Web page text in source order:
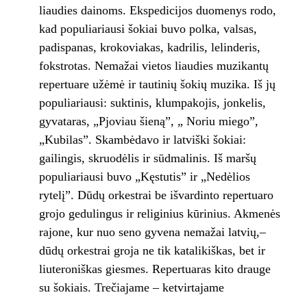
liaudies dainoms. Ekspedicijos duomenys rodo,
kad populiariausi šokiai buvo polka, valsas,
padispanas, krokoviakas, kadrilis, lelinderis,
fokstrotas. Nemažai vietos liaudies muzikantų
repertuare užėmė ir tautinių šokių muzika. Iš jų
populiariausi: suktinis, klumpakojis, jonkelis,
gyvataras, „Pjoviau šieną”, „ Noriu miego”,
„Kubilas”. Skambėdavo ir latviški šokiai:
gailingis, skruodėlis ir sūdmalinis. Iš maršų
populiariausi buvo „Kęstutis” ir „Nedėlios
rytelį”. Dūdų orkestrai be išvardinto repertuaro
grojo gedulingus ir religinius kūrinius. Akmenės
rajone, kur nuo seno gyvena nemažai latvių,–
dūdų orkestrai groja ne tik katalikiškas, bet ir
liuteroniškas giesmes. Repertuaras kito drauge
su šokiais. Trečiajame – ketvirtajame